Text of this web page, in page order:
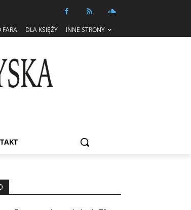
FARA DLA KSIĘŻY INNE STRONY